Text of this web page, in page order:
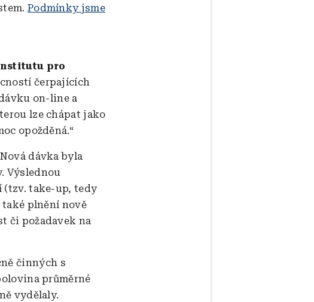
Podmínky jsme
pro
čerpajících
on-line a
lze chápat jako
opožděná.“
dávka byla
Výslednou
(tzv. take-up, tedy
plnění nově
či požadavek na
činných s
průměrné
vydělaly.